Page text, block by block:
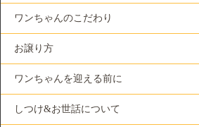
ワンちゃんのこだわり
お譲り方
ワンちゃんを迎える前に
しつけ&お世話について